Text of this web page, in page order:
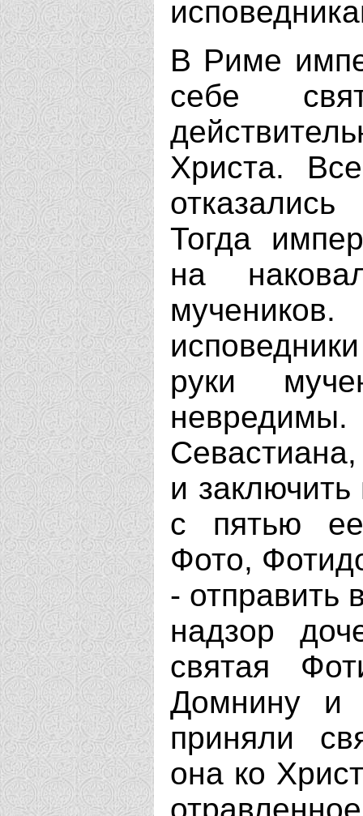
В Риме
себе
Христа.
Тогда
на
руки
и
с пятью
Фото,
- отправить
надзор
святая
Домнину и
приняли
она ко